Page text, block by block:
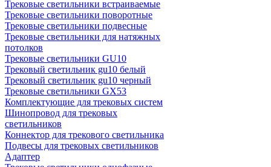
Трековые светильники встраиваемые
Трековые светильники поворотные
Трековые светильники подвесные
Трековые светильники для натяжных
потолков
Трековые светильники GU10
Трековый светильник gu10 белый
Трековый светильник gu10 черный
Трековые светильники GX53
Комплектующие для трековых систем
Шинопровод для трековых
светильников
Коннектор для трекового светильника
Подвесы для трековых светильников
Адаптер